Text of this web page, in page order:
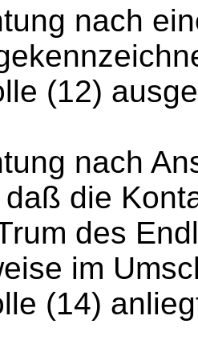
nach
(12)
nach
die
des
im
(14)